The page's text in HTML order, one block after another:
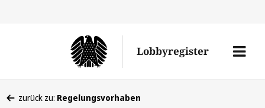
Lobbyregister
Menü
zurück zu: Regelungsvorhaben